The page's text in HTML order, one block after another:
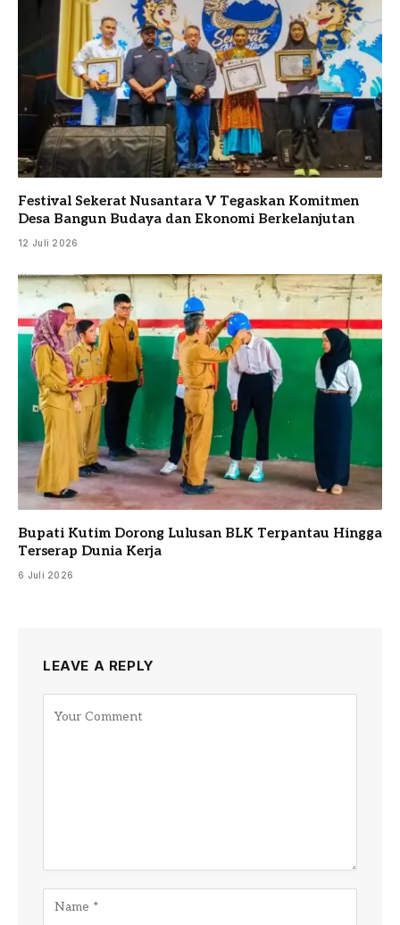
Festival Sekerat Nusantara V Tegaskan Komitmen
Desa Bangun Budaya dan Ekonomi Berkelanjutan
12 Juli 2026
Bupati Kutim Dorong Lulusan BLK Terpantau Hingga
Terserap Dunia Kerja
6 Juli 2026
LEAVE A REPLY